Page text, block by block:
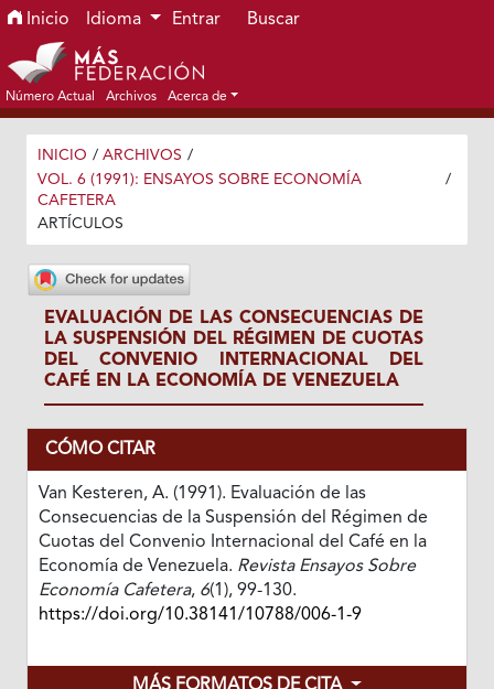
Ir al menú de navegación principal
Ir al contenido principal
Ir al pie de página del sitio
Inicio Idioma Entrar Buscar
Número Actual Archivos Acerca de
INICIO / ARCHIVOS /
VOL. 6 (1991): ENSAYOS SOBRE ECONOMÍA
CAFETERA
/
ARTÍCULOS
EVALUACIÓN DE LAS CONSECUENCIAS DE
LA SUSPENSIÓN DEL RÉGIMEN DE CUOTAS
DEL CONVENIO INTERNACIONAL DEL
CAFÉ EN LA ECONOMÍA DE VENEZUELA
CÓMO CITAR
Van Kesteren, A. (1991). Evaluación de las
Consecuencias de la Suspensión del Régimen de
Cuotas del Convenio Internacional del Café en la
Economía de Venezuela. Revista Ensayos Sobre
Economía Cafetera, 6(1), 99-130.
https://doi.org/10.38141/10788/006-1-9